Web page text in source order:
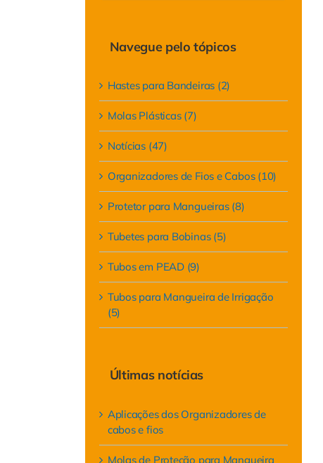
Navegue pelo tópicos
Hastes para Bandeiras (2)
Molas Plásticas (7)
Notícias (47)
Organizadores de Fios e Cabos (10)
Protetor para Mangueiras (8)
Tubetes para Bobinas (5)
Tubos em PEAD (9)
Tubos para Mangueira de Irrigação
(5)
Últimas notícias
Aplicações dos Organizadores de
cabos e fios
Molas de Proteção para Mangueira